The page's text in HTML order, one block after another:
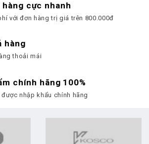
hàng cực nhanh
với đơn hàng trị giá trên 800.000đ
hàng
thoải mái
chính hãng 100%
được nhập khẩu chính hãng